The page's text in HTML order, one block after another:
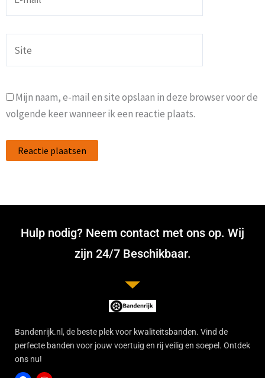
mail*
Mijn naam, e-mail en site opslaan in deze browser voor de
volgende keer wanneer ik een reactie plaats.
Hulp nodig? Neem contact met ons op. Wij
zijn 24/7 Beschikbaar.
Bandenrijk.nl, de beste plek voor kwaliteitsbanden. Vind de
perfecte banden voor jouw voertuig en rij veilig en soepel. Ontdek
ons nu!